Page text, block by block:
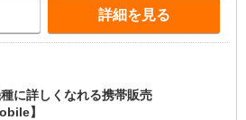
詳細を見る
種に詳しくなれる携帯販売
】